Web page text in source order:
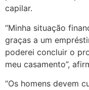
capilar.
“Minha situação
graças a um
poderei concluir o
meu casamento”,
“Os homens devem